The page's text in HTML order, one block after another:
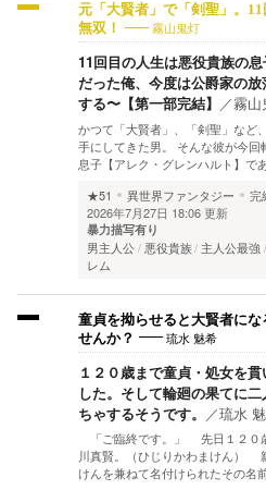
元「大賢者」で「剣聖」。
無双！
霧山鬼灯
11回目の人生は悪役貴族の
だった俺、今度は公爵家の
する〜【第一部完結】 ／霧山
かつて「大賢者」、「剣聖」など
手にしてきた男。 そんな彼が今
息子【アレク・グレンハルト】で
★51
異世界ファンタジー 完
2026年7月27日 18:06 更新
暴力描写有り
男主人公 悪役貴族 主人公最強
レム
童貞を拗らせると大賢者に
せんか？
琉水 魅希
１２０歳まで童貞・処女を
した。そして輪廻の果てに
ちゃするそうです。 ／琉水
「ご臨終です。」 先日１２０
川真賢。（ひじりかわまけん）
けんを兼ねて名付けられたその名